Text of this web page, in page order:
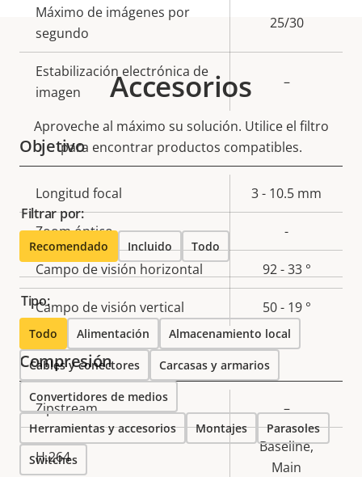
propiedad
propiedad
Máximo de imágenes por
segundo
25/30
Estabilización electrónica de
imagen
–
Objetivo
Descripción
de
propiedad
la
propiedad
Longitud focal 3 - 10.5 mm
Zoom óptico -
Campo de visión horizontal 92 - 33 °
Campo de visión vertical 50 - 19 °
Compresión
Descripción
de
propiedad
Valor de
la
Zipstream –
H.264
Baseline,
Main
Accesorios
Aproveche al máximo su solución. Utilice el filtro
para encontrar productos compatibles.
Filtrar por:
Recomendado Incluido Todo
Tipo:
Todo Alimentación Almacenamiento local
Cables y conectores Carcasas y armarios
Convertidores de medios
Herramientas y accesorios Montajes Parasoles
Switches